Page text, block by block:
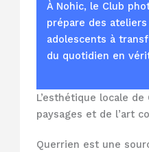
À Nohic, le Club
prépare des
adolescents à
du quotidien en
L’esthétique locale
paysages et de l’art
Querrien est une